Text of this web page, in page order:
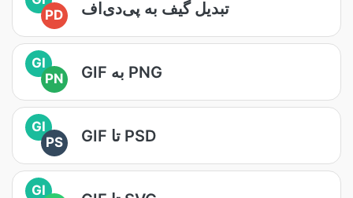
PD
تبدیل گیف به پی‌دی‌اف
GI
PN
GIF به PNG
GI
PS
GIF تا PSD
GI